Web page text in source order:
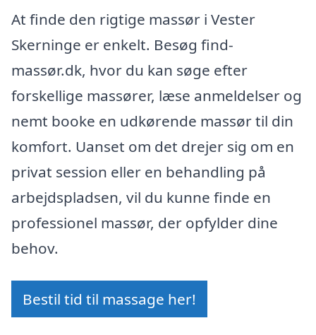
At finde den rigtige massør i Vester
Skerninge er enkelt. Besøg find-
massør.dk, hvor du kan søge efter
forskellige massører, læse anmeldelser og
nemt booke en udkørende massør til din
komfort. Uanset om det drejer sig om en
privat session eller en behandling på
arbejdspladsen, vil du kunne finde en
professionel massør, der opfylder dine
behov.
Bestil tid til massage her!